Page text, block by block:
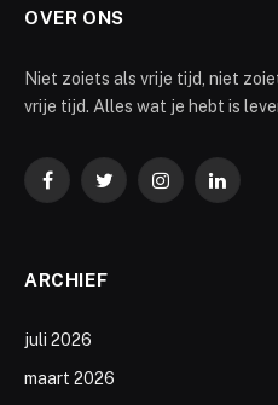
OVER ONS
Niet zoiets als vrije tijd, niet
vrije tijd. Alles wat je hebt is
FacebookTwitterInstagramLinkedIn
ARCHIEF
juli 2026
maart 2026